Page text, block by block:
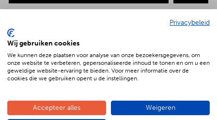
De voordelen van BBQenzo.nl
Privacybeleid
Wij gebruiken cookies
We kunnen deze plaatsen voor analyse van onze bezoekersgegevens, om
onze website te verbeteren, gepersonaliseerde inhoud te tonen en om u een
geweldige website-ervaring te bieden. Voor meer informatie over de
cookies die we gebruiken opent u de instellingen.
Accepteer alles Weigeren